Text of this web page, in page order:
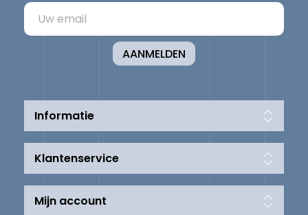
Informatie
Klantenservice
AANMELDEN
Mijn account